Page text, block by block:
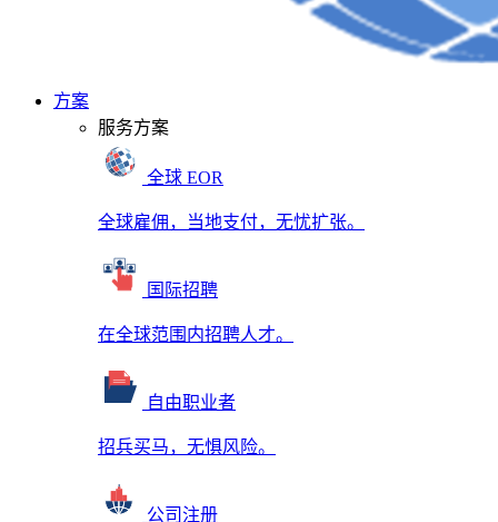
方案
服务方案
全球 EOR
全球雇佣，当地支付，无忧扩张。
国际招聘
在全球范围内招聘人才。
自由职业者
招兵买马，无惧风险。
公司注册